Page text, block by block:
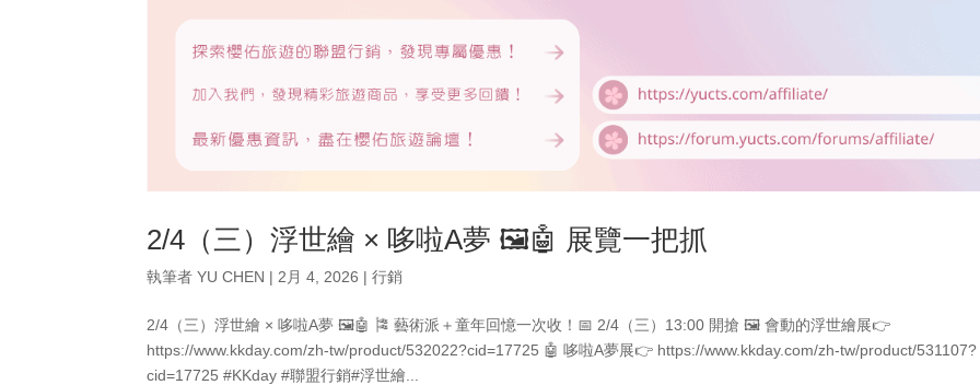
2/4（三）浮世繪 × 哆啦A夢 🖼️🤖 展覽一把抓
執筆者YU CHEN | 2月 4, 2026 |行銷
2/4（三）浮世繪 × 哆啦A夢 🖼️🤖 🎏 藝術派＋童年回憶一次收！📅 2/4（三）13:00 開搶 🖼️ 會動的浮世繪展👉
https://www.kkday.com/zh-tw/product/532022?cid=17725 🤖 哆啦A夢展👉 https://www.kkday.com/zh-tw/product/531107?
cid=17725 #KKday #聯盟行銷#浮世繪...